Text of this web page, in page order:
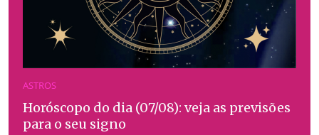
ASTROS
Horóscopo do dia (07/08): veja as previsões
para o seu signo